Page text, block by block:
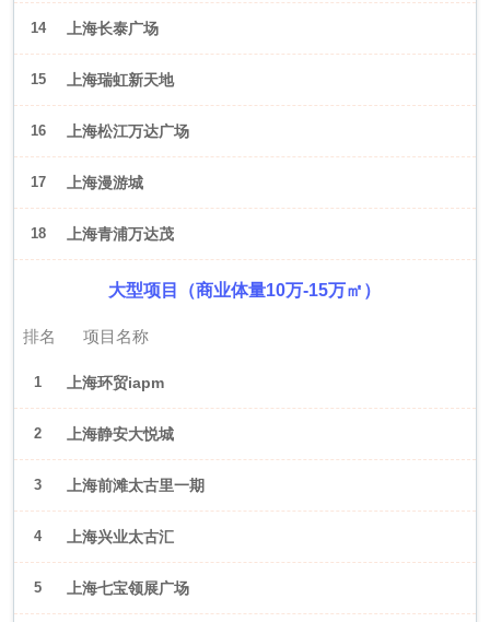
14 上海长泰广场
15 上海瑞虹新天地
16 上海松江万达广场
17 上海漫游城
18 上海青浦万达茂
大型项目（商业体量10万-15万㎡）
排名 项目名称
1 上海环贸iapm
2 上海静安大悦城
3 上海前滩太古里一期
4 上海兴业太古汇
5 上海七宝领展广场